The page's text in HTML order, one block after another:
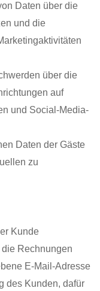
Daten über die
und die
über die
auf
und Social-Media-
Daten der Gäste
zu
Kunde
Rechnungen
E-Mail-Adresse
des Kunden, dafür